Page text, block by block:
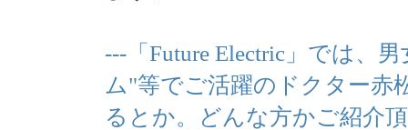
---「Future Electric」では、
ム"等でご活躍のドクター赤
るとか。どんな方かご紹介